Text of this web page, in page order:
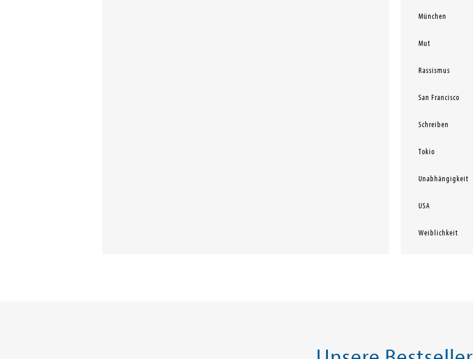
München
Mut
Rassismus
San Francisco
Schreiben
Tokio
Unabhängigkeit
USA
Weiblichkeit